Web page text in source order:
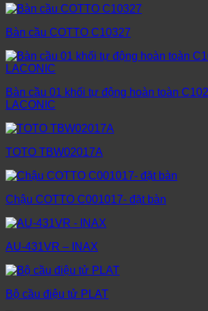
Bàn cầu COTTO C10327
Bàn cầu 01 khối tự động hoàn toàn
LACONIC
TOTO TBW02017A
Chậu COTTO C001017- đặt bàn
AU-431VR – INAX
Bộ cầu điệu tử PLAT